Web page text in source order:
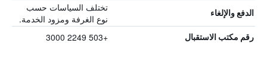
الدفع والإلغاء
تختلف السياسات حسب
نوع الغرفة ومزود الخدمة.
رقم مكتب الاستقبال +503 2249 3000